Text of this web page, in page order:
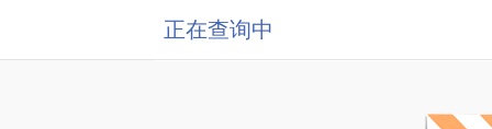
正在查询中